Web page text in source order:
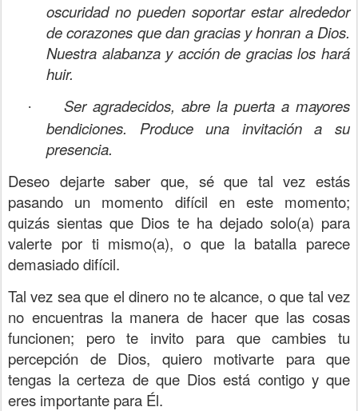
oscuridad no pueden soportar estar alrededor
de corazones que dan gracias y honran a Dios.
Nuestra alabanza y acción de gracias los hará
huir.
·
Ser agradecidos, abre la puerta a mayores
bendiciones. Produce una invitación a su
presencia.
Deseo dejarte saber que, sé que tal vez estás
pasando un momento difícil en este momento;
quizás sientas que Dios te ha dejado solo(a) para
valerte por ti mismo(a), o que la batalla parece
demasiado difícil.
Tal vez sea que el dinero no te alcance, o que tal vez
no encuentras la manera de hacer que las cosas
funcionen; pero te invito para que cambies tu
percepción de Dios, quiero motivarte para que
tengas la certeza de que Dios está contigo y que
eres importante para Él.